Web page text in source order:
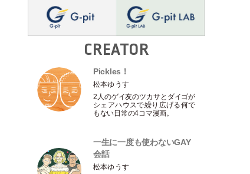
CREATOR
Pickles！
松本ゆうす
2人のゲイ友のツカサとダイゴが
シェアハウスで繰り広げる何で
もない日常の4コマ漫画。
一生に一度も使わないGAY
会話
松本ゆうす